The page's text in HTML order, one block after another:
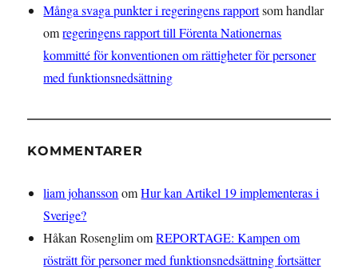
Många svaga punkter i regeringens rapportsom handlar
omregeringens rapport till Förenta Nationernas
kommitté för konventionen om rättigheter för personer
med funktionsnedsättning
KOMMENTARER
liam johansson omHur kan Artikel 19 implementeras i
Sverige?
Håkan RosenglimomREPORTAGE: Kampen om
rösträtt för personer med funktionsnedsättning fortsätter